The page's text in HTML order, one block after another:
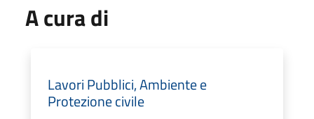
A cura di
Lavori Pubblici, Ambiente e
Protezione civile